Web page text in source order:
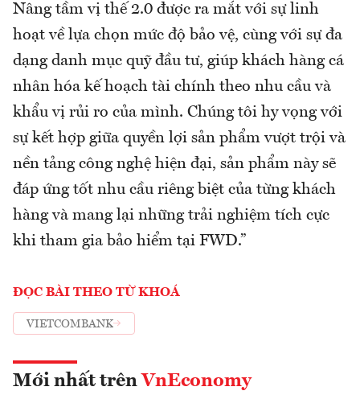
Nâng tầm vị thế 2.0 được ra mắt với sự linh
hoạt về lựa chọn mức độ bảo vệ, cùng với sự đa
dạng danh mục quỹ đầu tư, giúp khách hàng cá
nhân hóa kế hoạch tài chính theo nhu cầu và
khẩu vị rủi ro của mình. Chúng tôi hy vọng với
sự kết hợp giữa quyền lợi sản phẩm vượt trội và
nền tảng công nghệ hiện đại, sản phẩm này sẽ
đáp ứng tốt nhu cầu riêng biệt của từng khách
hàng và mang lại những trải nghiệm tích cực
khi tham gia bảo hiểm tại FWD.”
ĐỌC BÀI THEO TỪ KHOÁ
VIETCOMBANK
Mới nhất trên VnEconomy